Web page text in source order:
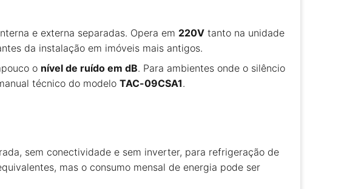
e externa separadas. Opera em 220V tanto na unidade
da instalação em imóveis mais antigos.
o nível de ruído em dB. Para ambientes onde o silêncio
técnico do modelo TAC-09CSA1.
sem conectividade e sem inverter, para refrigeração de
mas o consumo mensal de energia pode ser